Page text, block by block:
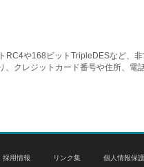
や168ビットTripleDESなど、非
クレジットカード番号や住所、電
採用情報 リンク集 個人情報保